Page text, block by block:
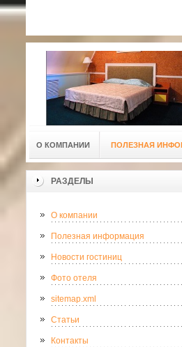
О КОМПАНИИ ПОЛЕЗНАЯ
РАЗДЕЛЫ
О компании
Полезная информация
Новости гостиниц
Фото отеля
sitemap.xml
Статьи
Контакты